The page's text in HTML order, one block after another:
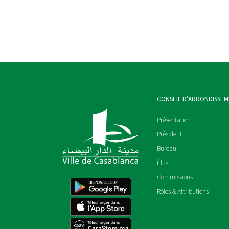
CONSEIL
Présentation
Président
Bureau
Élus
Commissions
Rôles & Attributions